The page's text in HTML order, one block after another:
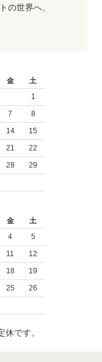
の世界へ、
金
土
1
7
8
14
15
21
22
28
29
金
土
4
5
11
12
18
19
25
26
です。